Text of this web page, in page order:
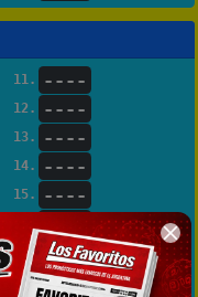
11. ----
12. ----
13. ----
14. ----
15. ----
17. ----
18. ----